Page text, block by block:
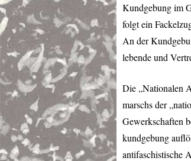
Kundgebung im
folgt ein
An der
lebende und
Die „Nationalen
marschs der
Gewerkschaften
kundgebung
antifaschistische